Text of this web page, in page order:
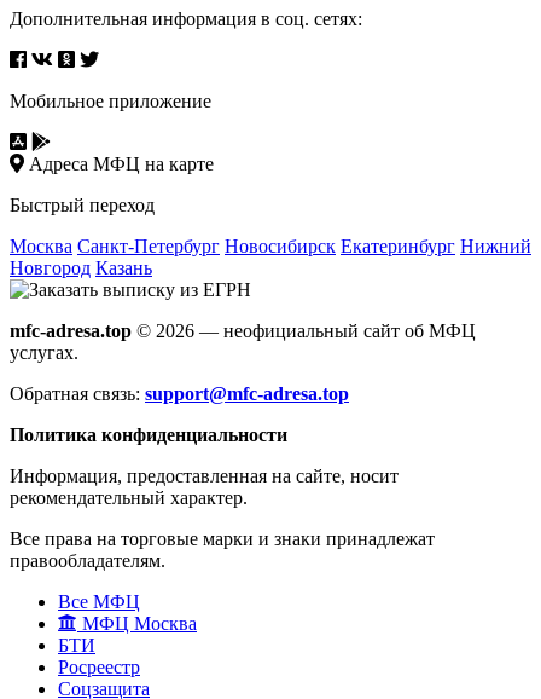
Дополнительная информация в соц. сетях:
Мобильное приложение
Адреса МФЦ на карте
Быстрый переход
Москва Санкт-Петербург Новосибирск Екатеринбург Нижний
Новгород Казань
mfc-adresa.top © 2026 — неофициальный сайт об МФЦ
услугах.
Обратная связь: support@mfc-adresa.top
Политика конфиденциальности
Информация, предоставленная на сайте, носит
рекомендательный характер.
Все права на торговые марки и знаки принадлежат
правообладателям.
Все МФЦ
МФЦ Москва
БТИ
Росреестр
Соцзащита